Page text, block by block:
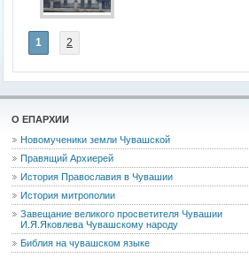
1 2
О ЕПАРХИИ
Новомученики земли Чувашской
Правящий Архиерей
История Православия в Чувашии
История митрополии
Завещание великого просветителя Чувашии
И.Я.Яковлева Чувашскому народу
Библия на чувашском языке